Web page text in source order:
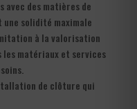
avec des matières de
solidité maximale
à la valorisation
les matériaux et services
de clôture qui